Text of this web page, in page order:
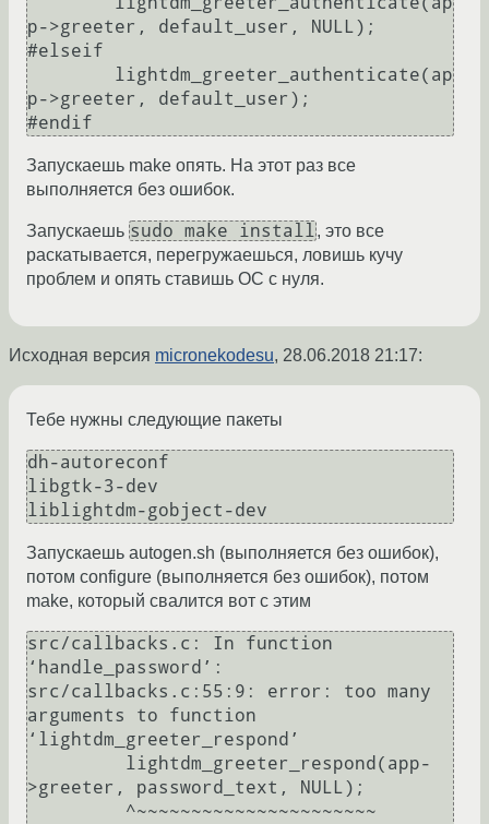
p->greeter, default_user, NULL);
#elseif
p->greeter, default_user);
Запускаешь make опять. На этот раз все
выполняется без ошибок.
Запускаешь sudo make install, это все
раскатывается, перегружаешься, ловишь кучу
проблем и опять ставишь ОС с нуля.
Исходная версия micronekodesu, 28.06.2018 21:17:
Тебе нужны следующие пакеты
dh-autoreconf
libgtk-3-dev
Запускаешь autogen.sh (выполняется без ошибок),
потом configure (выполняется без ошибок), потом
make, который свалится вот с этим
src/callbacks.c: In function
‘handle_password’:
src/callbacks.c:55:9: error: too many
arguments to function
‘lightdm_greeter_respond’
>greeter, password_text, NULL);